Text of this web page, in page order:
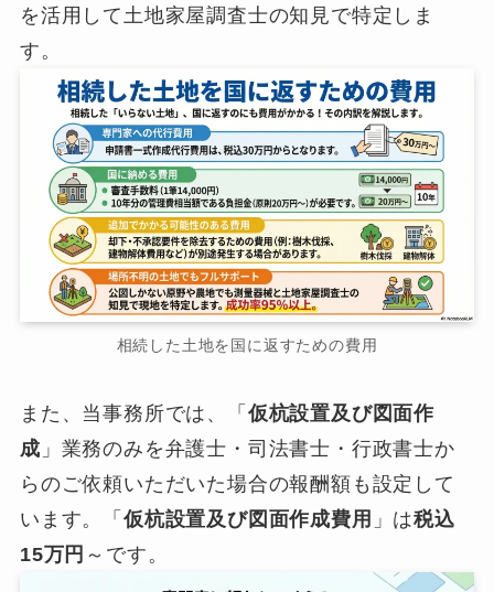
を活用して土地家屋調査士の知見で特定しま
す。
相続した土地を国に返すための費用
また、当事務所では、「 仮杭設置及び図面作
成 」業務のみを弁護士・司法書士・行政書士か
らのご依頼いただいた場合の報酬額も設定して
います。「 仮杭設置及び図面作成費用 」は税込
15万円 ～です。